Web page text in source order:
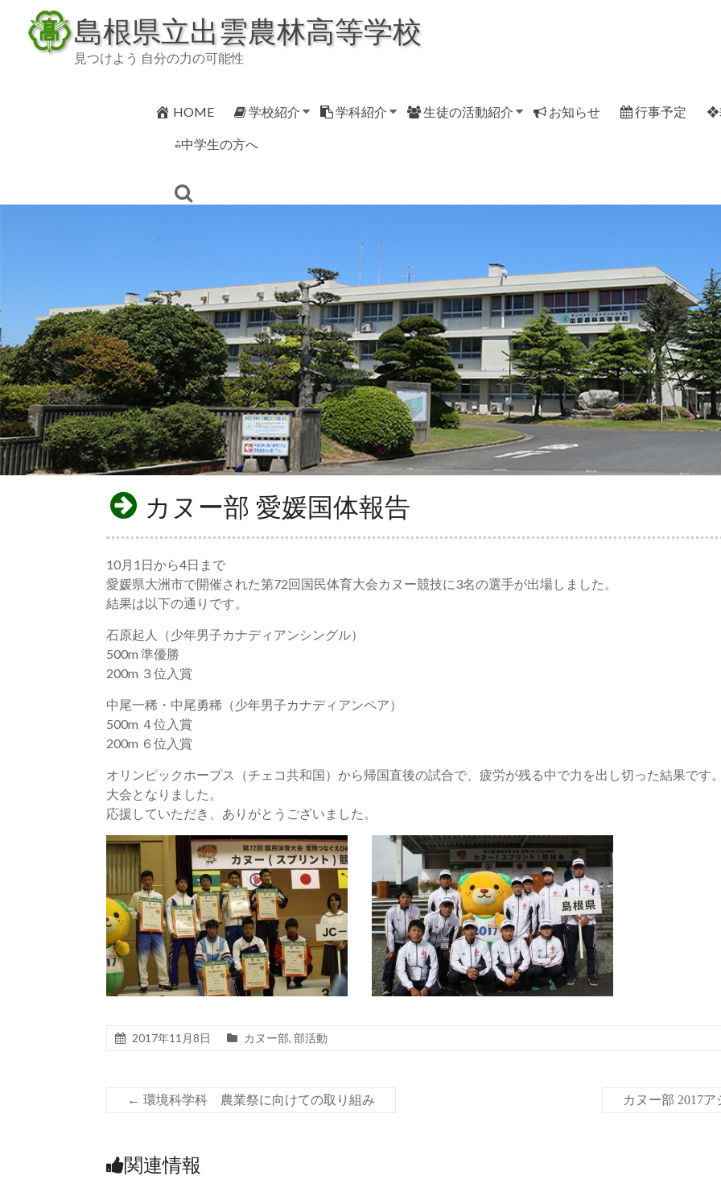
content
島根県立出雲農林高等学校
見つけよう 自分の力の可能性
HOME 学校紹介 学科紹介 生徒の活動紹介 お知らせ 行事予定 ❖
⁂中学生の方へ
カヌー部 愛媛国体報告
10月1日から4日まで
愛媛県大洲市で開催された第72回国民体育大会カヌー競技に3名の選手が出場しました。
結果は以下の通りです。
石原起人（少年男子カナディアンシングル）
500m 準優勝
200m ３位入賞
中尾一稀・中尾勇稀（少年男子カナディアンペア）
500m ４位入賞
200m ６位入賞
オリンピックホープス（チェコ共和国）から帰国直後の試合で、疲労が残る中で力を出し切った結果です
大会となりました。
応援していただき、ありがとうございました。
2017年11月8日 カヌー部, 部活動
← 環境科学科 農業祭に向けての取り組み カヌー部 2017
関連情報